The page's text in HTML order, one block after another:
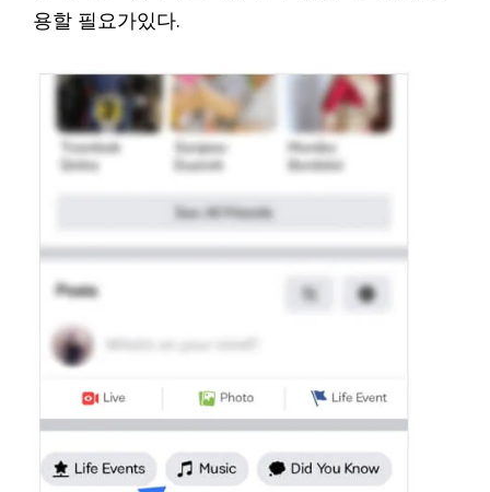
용할 필요가있다.